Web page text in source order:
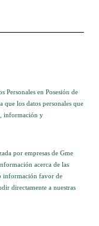
Personales en Posesión de
que los datos personales que
información y
por empresas de Gme
acerca de las
información favor de
directamente a nuestras